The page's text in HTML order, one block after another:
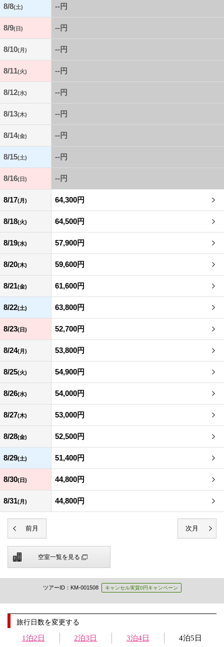
8/8(土) --円
8/9(日) --円
8/10(月) --円
8/11(火) --円
8/12(水) --円
8/13(木) --円
8/14(金) --円
8/15(土) --円
8/16(日) --円
8/17(月) 64,300円
8/18(火) 64,500円
8/19(水) 57,900円
8/20(木) 59,600円
8/21(金) 61,600円
8/22(土) 63,800円
8/23(日) 52,700円
8/24(月) 53,800円
8/25(火) 54,900円
8/26(水) 54,000円
8/27(木) 53,000円
8/28(金) 52,500円
8/29(土) 51,400円
8/30(日) 44,800円
8/31(月) 44,800円
空室一覧を見る
ツアーID：KM-001508 キャンセル実質0円キャンペーン
旅行日数を変更する
1泊2日 2泊3日 3泊4日 4泊5日